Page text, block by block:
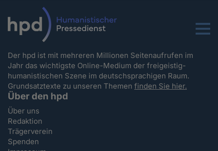
Menu
Der hpd ist mit mehreren Millionen Seitenaufrufen im
Jahr das wichtigste Online-Medium der freigeistig-
humanistischen Szene im deutschsprachigen Raum.
Grundsatztexte zu unseren Themenfinden Sie hier.
Über den hpd
Über uns
Redaktion
Trägerverein
Spenden